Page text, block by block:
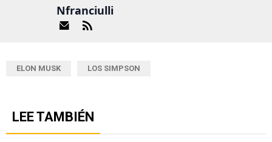
Nfranciulli
ELON MUSK LOS SIMPSON
LEE TAMBIÉN